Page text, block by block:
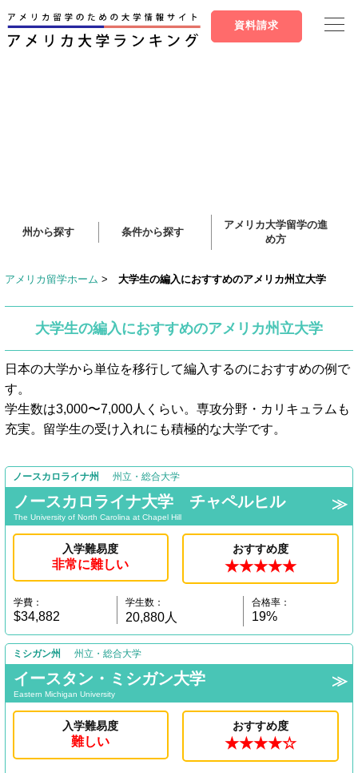
資料請求
州から探す 条件から探す
アメリカ大学留学の進
め方
アメリカ留学ホーム > 大学生の編入におすすめのアメリカ州立大学
大学生の編入におすすめのアメリカ州立大学
日本の大学から単位を移行して編入するのにおすすめの例で
す。
学生数は3,000〜7,000人くらい。専攻分野・カリキュラムも
充実。留学生の受け入れにも積極的な大学です。
ノースカロライナ州 州立・総合大学
ノースカロライナ大学 チャペルヒル
The University of North Carolina at Chapel Hill
入学難易度
非常に難しい
おすすめ度
★★★★★
学費：
$34,882
学生数：
20,880人
合格率：
19%
ミシガン州 州立・総合大学
イースタン・ミシガン大学
Eastern Michigan University
入学難易度
難しい
おすすめ度
★★★★☆